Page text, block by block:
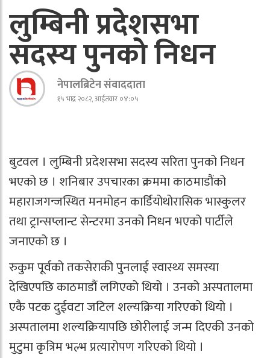
लुम्बिनी प्रदेशसभा
सदस्य पुनको निधन
नेपालब्रिटेन संवाददाता
१५ भाद्र २०८२, आईतवार ०४:०५
बुटवल । लुम्बिनी प्रदेशसभा सदस्य सरिता पुनको निधन
भएको छ । शनिबार उपचारका क्रममा काठमाडौंको
महाराजगन्जस्थित मनमोहन कार्डियोथोरासिक भास्कुलर
तथा ट्रान्सप्लान्ट सेन्टरमा उनको निधन भएको पार्टीले
जनाएको छ ।
रुकुम पूर्वको तकसेराकी पुनलाई स्वास्थ्य समस्या
देखिएपछि काठमाडौं लगिएको थियो । उनको अस्पतालमा
एकै पटक दुईवटा जटिल शल्यक्रिया गरिएको थियो ।
अस्पतालमा शल्यक्रियापछि छोरीलाई जन्म दिएकी उनको
मुटुमा कृत्रिम भल्भ प्रत्यारोपण गरिएको थियो ।